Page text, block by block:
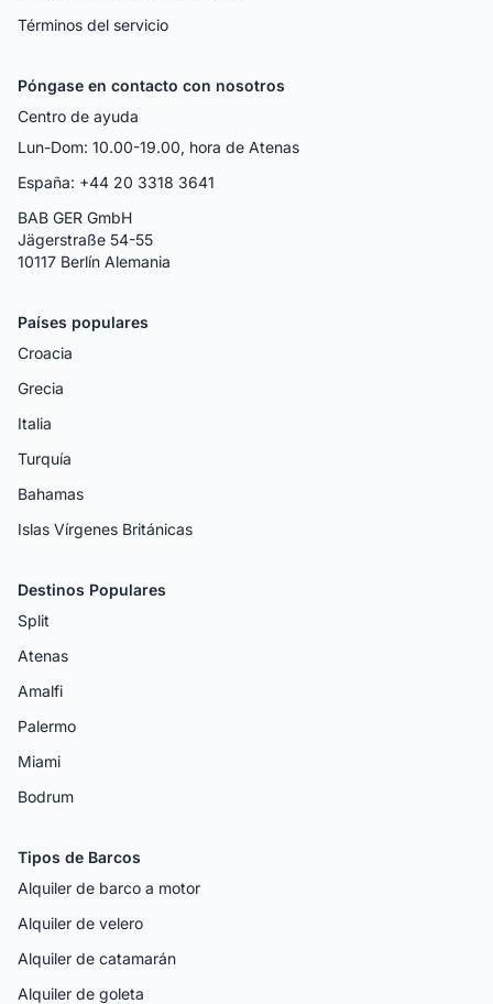
Términos del servicio
Póngase en contacto con nosotros
Centro de ayuda
Lun-Dom: 10.00-19.00, hora de Atenas
España: +44 20 3318 3641
BAB GER GmbH
Jägerstraße 54-55
10117 Berlín Alemania
Países populares
Croacia
Grecia
Italia
Turquía
Bahamas
Islas Vírgenes Británicas
Destinos Populares
Split
Atenas
Amalfi
Palermo
Miami
Bodrum
Tipos de Barcos
Alquiler de barco a motor
Alquiler de velero
Alquiler de catamarán
Alquiler de goleta